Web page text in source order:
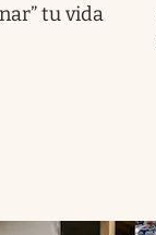
tu vida